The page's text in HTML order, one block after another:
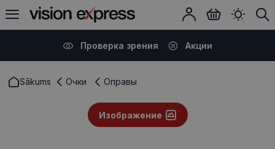
Проверка зрения Акции
Sākums Очки Оправы
Изображение